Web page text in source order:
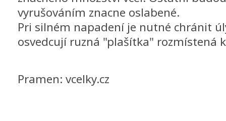
vyrušováním znacne oslabené.
Pri silném napadení je nutné chránit
osvedcují ruzná "plašítka" rozmístená
Pramen: vcelky.cz